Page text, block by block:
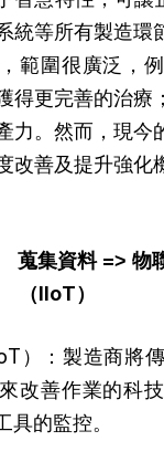
統等所有製造環
範圍很廣泛，
得更完善的治療
力。然而，現今
改善及提升強化
集資料 => 物
（IIoT）
）：製造商將
改善作業的科
的監控。